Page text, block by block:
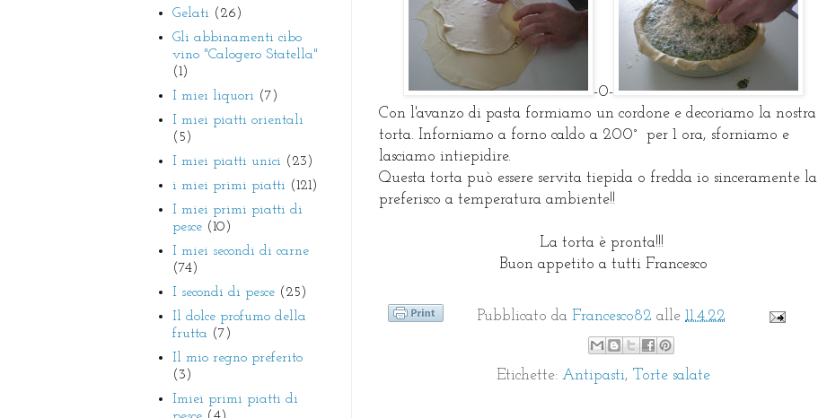
-0-
Con l'avanzo di pasta formiamo un cordone e decoriamo la nostra
torta. Inforniamo a forno caldo a 200° per 1 ora, sforniamo e
lasciamo intiepidire.
Questa torta può essere servita tiepida o fredda io sinceramente la
preferisco a temperatura ambiente!!
La torta è pronta!!!
Buon appetito a tutti Francesco
Pubblicato da Francesco82 alle 11.4.22
Etichette: Antipasti, Torte salate
Gelati (26)
Gli abbinamenti cibo
vino "Calogero Statella"
(1)
I miei liquori (7)
I miei piatti orientali
(5)
I miei piatti unici (23)
i miei primi piatti (121)
I miei primi piatti di
pesce (10)
I miei secondi di carne
(74)
I secondi di pesce (25)
Il dolce profumo della
frutta (7)
Il mio regno preferito
(3)
Imiei primi piatti di